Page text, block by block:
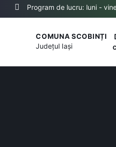
Program de lucru: luni -
COMUNA SCOBINȚI
Județul Iași